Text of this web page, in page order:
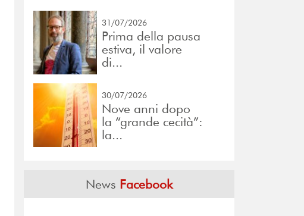
31/07/2026
Prima della pausa
estiva, il valore
di...
30/07/2026
Nove anni dopo
la “grande cecità”:
la...
News Facebook